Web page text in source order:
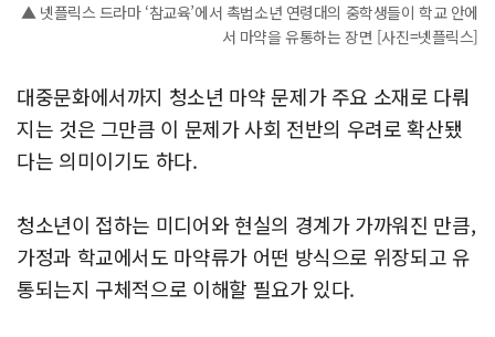
▲ 넷플릭스 드라마 ‘참교육’에서 촉법소년 연령대의 중학생들이 학교 안에
서 마약을 유통하는 장면 [사진=넷플릭스]
대중문화에서까지 청소년 마약 문제가 주요 소재로 다뤄
지는 것은 그만큼 이 문제가 사회 전반의 우려로 확산됐
다는 의미이기도 하다.
청소년이 접하는 미디어와 현실의 경계가 가까워진 만큼,
가정과 학교에서도 마약류가 어떤 방식으로 위장되고 유
통되는지 구체적으로 이해할 필요가 있다.